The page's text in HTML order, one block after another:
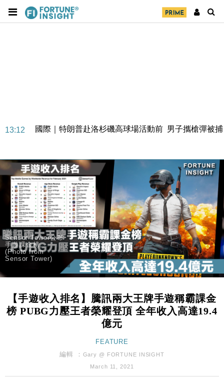
13:12
國際｜特朗普赴洛杉磯高球場活動前 男子攜槍彈被捕
手
11:40
財經｜黑石傳再籌逾360億美元 支援Anthropic租用
Google晶片
10:57
財經｜美商務部擬擴大金屬關稅範圍 14類產品或加徵
25%
18:15
本地｜新世界K11 9月升級會員制度 增鉑金卡級別鎖
定高消費客群
17:40
財經｜本港6月零售額連升14個月 珠寶鐘錶銷售升勢
最強
16:33
財經｜滙控重啟最多10億美元回購 派息比率目標維持
15:11
財經｜SHEIN傳最快8月中招股 估值料降至400億美
元以下
本地｜HK Express推飛行套票 兩程低至448元加2元
地產｜大酒店中期轉賺2300萬元 斥21億翻新香港及
國際｜特朗普赴洛杉磯高球場活動前 男子攜槍彈被捕
Sensor Tower公布
手遊課金榜。
(Photo from
Sensor Tower)
【手遊收入排名】騰訊兩大王牌手遊稱霸課金
榜 PUBG力壓王者榮耀登頂 全年收入高達19.4
億元
FEATURE
編輯 ： Gary @ FORTUNE INSIGHT
March 11, 2021